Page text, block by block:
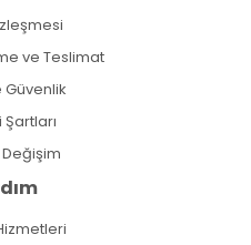
ve Teslimat
Güvenlik